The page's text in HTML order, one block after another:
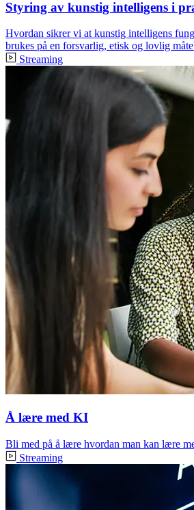
Styring av kunstig intelligens i
Hvordan sikrer vi at kunstig intelligens
brukes på en forsvarlig, etisk og lovlig
Streaming
Å lære med KI
Bli med på å lære hvordan man kan lære
Streaming